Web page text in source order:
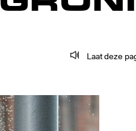
Laat deze